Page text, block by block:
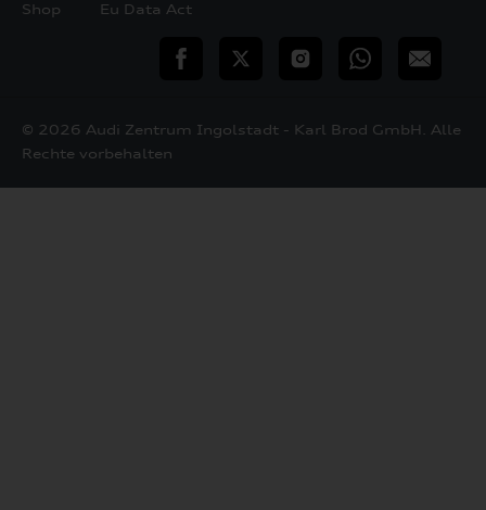
Shop
Eu Data Act
teilen Twitter InstagramWhatsApp
E-
© 2026 Audi Zentrum Ingolstadt - Karl Brod GmbH. Alle
Rechte vorbehalten